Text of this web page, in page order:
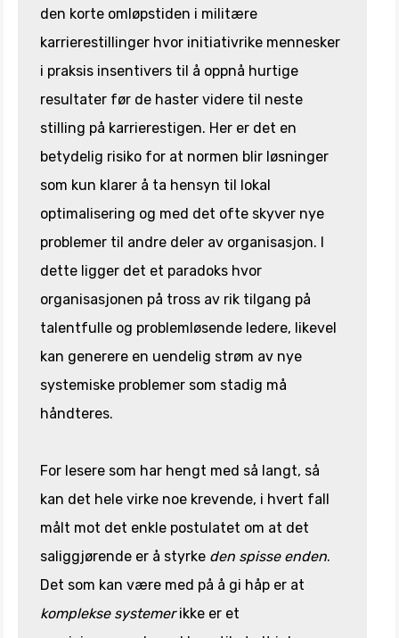
den korte omløpstiden i militære
karrierestillinger hvor initiativrike mennesker
i praksis insentivers til å oppnå hurtige
resultater før de haster videre til neste
stilling på karrierestigen. Her er det en
betydelig risiko for at normen blir løsninger
som kun klarer å ta hensyn til lokal
optimalisering og med det ofte skyver nye
problemer til andre deler av organisasjon. I
dette ligger det et paradoks hvor
organisasjonen på tross av rik tilgang på
talentfulle og problemløsende ledere, likevel
kan generere en uendelig strøm av nye
systemiske problemer som stadig må
håndteres.
For lesere som har hengt med så langt, så
kan det hele virke noe krevende, i hvert fall
målt mot det enkle postulatet om at det
saliggjørende er å styrke den spisse enden.
Det som kan være med på å gi håp er at
komplekse systemerikke er et